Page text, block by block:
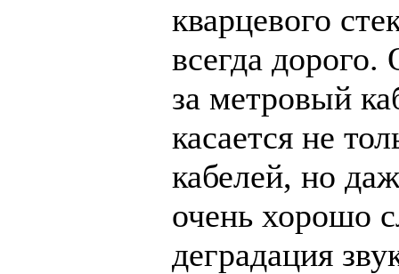
кварцевого
всегда дорого.
за метровый
касается не
кабелей, но
очень хорошо
деградация